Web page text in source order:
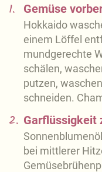
1. Gemüse
Hokkaido
einem Löffel
mundgerechte
schälen,
putzen,
schneiden.
2. Garflüssigkeit
bei mittlerer